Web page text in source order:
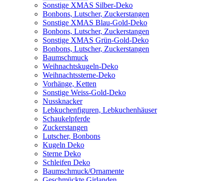
Sonstige XMAS Silber-Deko
Bonbons, Lutscher, Zuckerstangen
Sonstige XMAS Blau-Gold-Deko
Bonbons, Lutscher, Zuckerstangen
Sonstige XMAS Grün-Gold-Deko
Bonbons, Lutscher, Zuckerstangen
Baumschmuck
Weihnachtskugeln-Deko
Weihnachtssterne-Deko
Vorhänge, Ketten
Sonstige Weiss-Gold-Deko
Nussknacker
Lebkuchenfiguren, Lebkuchenhäuser
Schaukelpferde
Zuckerstangen
Lutscher, Bonbons
Kugeln Deko
Sterne Deko
Schleifen Deko
Baumschmuck/Ornamente